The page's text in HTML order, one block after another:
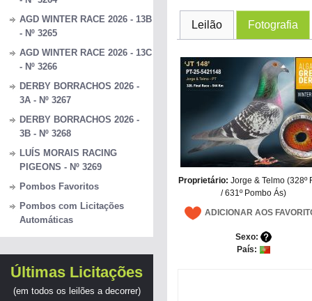
AGD WINTER RACE 2026 - 13B
- Nº 3265
AGD WINTER RACE 2026 - 13C
- Nº 3266
DERBY BORRACHOS 2026 -
3A - Nº 3267
DERBY BORRACHOS 2026 -
3B - Nº 3268
LUÍS MORAIS RACING
PIGEONS - Nº 3269
Pombos Favoritos
Pombos com Licitações
Automáticas
Últimas Licitações
(em todos os leilões a decorrer)
Leilão Fotografia
Proprietário:Jorge & Telmo (328º
/ 631º Pombo Ás)
ADICIONAR AOS
Sexo:
País: